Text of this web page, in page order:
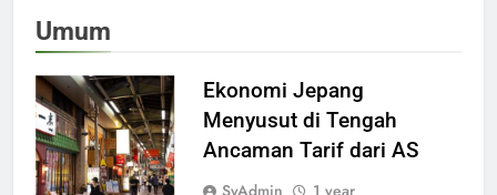
Umum
Ekonomi Jepang
Menyusut di Tengah
Ancaman Tarif dari AS
SyAdmin
1 year